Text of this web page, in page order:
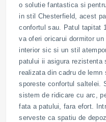
o solutie fantastica si
in stil Chesterfield, acest
confortul sau. Patul tapitat
va oferi oricarui dormitor
interior sic si un stil
patului ii asigura rezistenta
realizata din cadru de
sporeste confortul saltelei.
sistem de ridicare cu arc,
fata a patului, fara efort.
serveste ca spatiu de